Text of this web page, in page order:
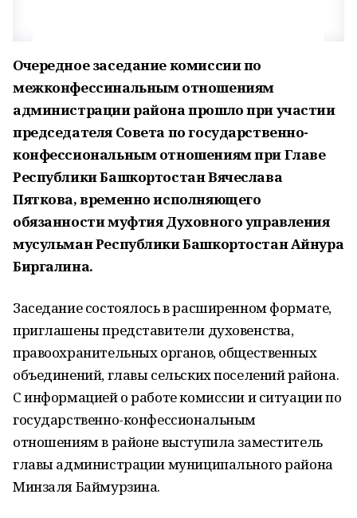
Очередное заседание комиссии по
межконфессинальным отношениям
администрации района прошло при участии
председателя Совета по государственно-
конфессиональным отношениям при Главе
Республики Башкортостан Вячеслава
Пяткова, временно исполняющего
обязанности муфтия Духовного управления
мусульман Республики Башкортостан Айнура
Биргалина.
Заседание состоялось в расширенном формате,
приглашены представители духовенства,
правоохранительных органов, общественных
объединений, главы сельских поселений района.
С информацией о работе комиссии и ситуации по
государственно-конфессиональным
отношениям в районе выступила заместитель
главы администрации муниципального района
Минзаля Баймурзина.